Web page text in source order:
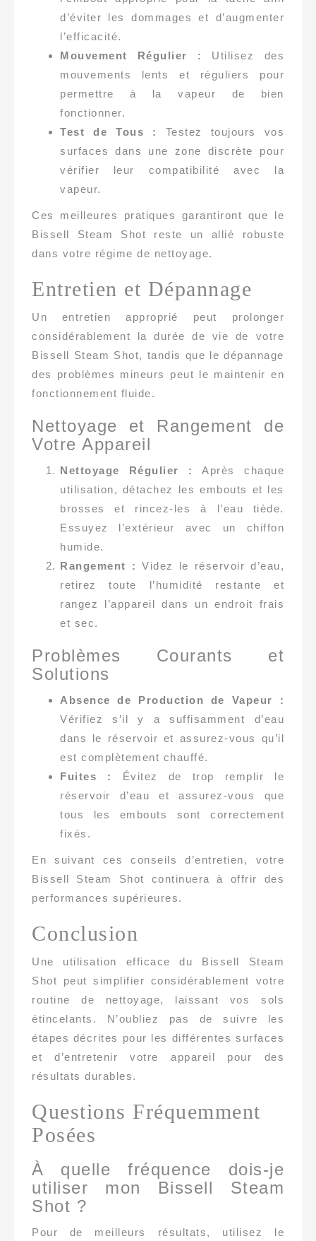
d’éviter les dommages et d’augmenter
l’efficacité.
Mouvement Régulier :
Utilisez des
mouvements lents et réguliers pour
permettre à la vapeur de bien
fonctionner.
Test de Tous :
Testez toujours vos
surfaces dans une zone discrète pour
vérifier leur compatibilité avec la
vapeur.
Ces meilleures pratiques garantiront que le
Bissell Steam Shot reste un allié robuste
dans votre régime de nettoyage.
Entretien et Dépannage
Un entretien approprié peut prolonger
considérablement la durée de vie de votre
Bissell Steam Shot, tandis que le dépannage
des problèmes mineurs peut le maintenir en
fonctionnement fluide.
Nettoyage et Rangement de
Votre Appareil
Nettoyage Régulier :
Après chaque
utilisation, détachez les embouts et les
brosses et rincez-les à l’eau tiède.
Essuyez l’extérieur avec un chiffon
humide.
Rangement : Videz le réservoir d’eau,
retirez toute l’humidité restante et
rangez l’appareil dans un endroit frais
et sec.
Problèmes Courants et
Solutions
Absence de Production de Vapeur :
Vérifiez s’il y a suffisamment d’eau
dans le réservoir et assurez-vous qu’il
est complètement chauffé.
Fuites :
Évitez de trop remplir le
réservoir d’eau et assurez-vous que
tous les embouts sont correctement
fixés.
En suivant ces conseils d’entretien, votre
Bissell Steam Shot continuera à offrir des
performances supérieures.
Conclusion
Une utilisation efficace du Bissell Steam
Shot peut simplifier considérablement votre
routine de nettoyage, laissant vos sols
étincelants. N’oubliez pas de suivre les
étapes décrites pour les différentes surfaces
et d’entretenir votre appareil pour des
résultats durables.
Questions Fréquemment
Posées
À quelle fréquence dois-je
utiliser mon Bissell Steam
Shot ?
Pour de meilleurs résultats, utilisez le